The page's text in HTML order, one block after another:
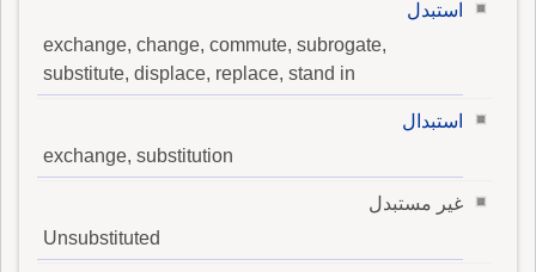
استبدل
exchange, change, commute, subrogate,
substitute, displace, replace, stand in
استبدال
exchange, substitution
غير مستبدل
Unsubstituted